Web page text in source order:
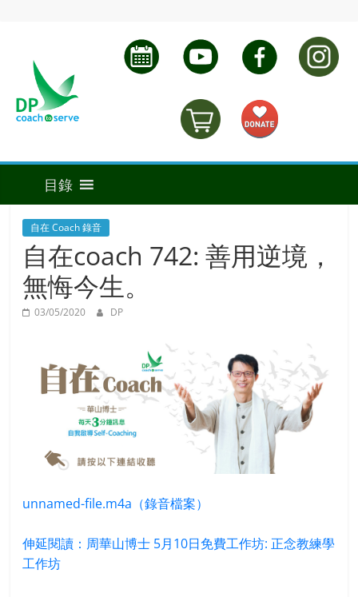
自在 Coach 錄音
自在coach 742: 善用逆境，
無悔今生。
03/05/2020 DP
unnamed-file.m4a（錄音檔案）
伸延閱讀：周華山博士 5月10日免費工作坊: 正念教練學
工作坊